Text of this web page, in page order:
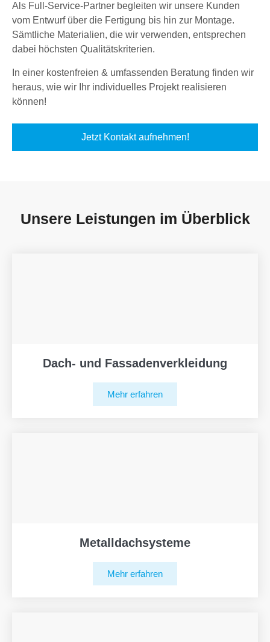
Als Full-Service-Partner begleiten wir unsere Kunden
vom Entwurf über die Fertigung bis hin zur Montage.
Sämtliche Materialien, die wir verwenden, entsprechen
dabei höchsten Qualitätskriterien.
In einer kostenfreien & umfassenden Beratung finden wir
heraus, wie wir Ihr individuelles Projekt realisieren
können!
Jetzt Kontakt aufnehmen!
Unsere Leistungen im Überblick
Dach- und Fassadenverkleidung
Mehr erfahren
Metalldachsysteme
Mehr erfahren